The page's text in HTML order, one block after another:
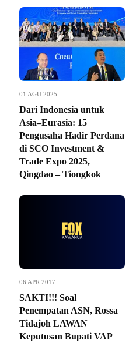
01 AGU 2025
Dari Indonesia untuk
Asia–Eurasia: 15
Pengusaha Hadir Perdana
di SCO Investment &
Trade Expo 2025,
Qingdao – Tiongkok
06 APR 2017
SAKTI!!! Soal
Penempatan ASN, Rossa
Tidajoh LAWAN
Keputusan Bupati VAP